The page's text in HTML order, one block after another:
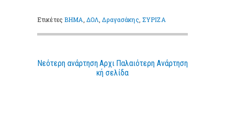
ΕτικέτεςΒΗΜΑ ΔΟΛ ,Δραγασάκης ΣΥΡΙΖΑ
Νεότερη ανάρτηση Παλαιότερη Ανάρτηση
Αρχι
κή σελίδα